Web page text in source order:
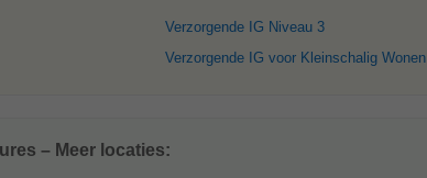
Verzorgende IG Niveau 3
Verzorgende IG voor Kleinschalig Wonen
– Meer locaties: